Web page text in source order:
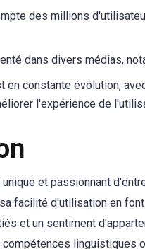
des millions
dans divers médias,
en constante évolution,
l'expérience de
et passionnant
facilité d'utilisation en
et un sentiment
linguistiques